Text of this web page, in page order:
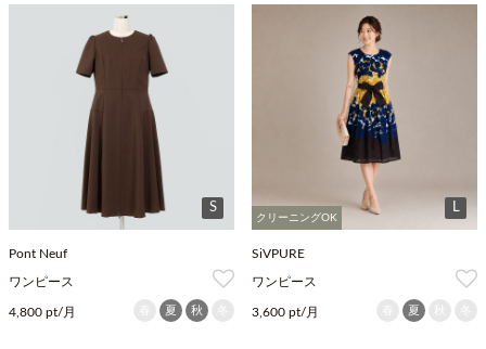
S
Pont Neuf
ワンピース
4,800 pt/月 夏 秋
クリーニングOK
L
SiVPURE
ワンピース
3,600 pt/月 夏